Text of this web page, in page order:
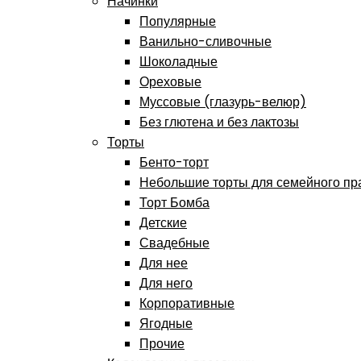
Популярные
Ванильно-сливочные
Шоколадные
Ореховые
Муссовые (глазурь-велюр)
Без глютена и без лактозы
Торты
Бенто-торт
Небольшие торты для семейного
Торт Бомба
Детские
Свадебные
Для нее
Для него
Корпоративные
Ягодные
Прочие